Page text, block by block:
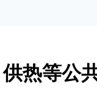
热等公